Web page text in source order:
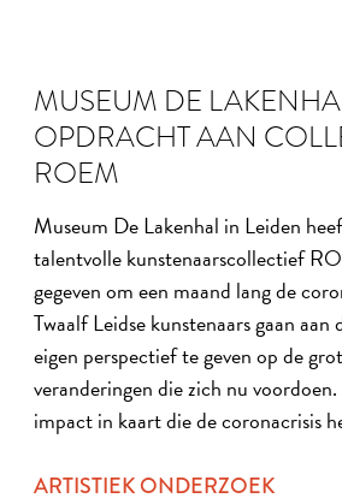
MUSEUM DE
OPDRACHT AAN
ROEM
Museum De Lakenhal in Leiden
talentvolle kunstenaarscollectief
gegeven om een maand lang de
Twaalf Leidse kunstenaars gaan aan
eigen perspectief te geven op de
veranderingen die zich nu
impact in kaart die de coronacrisis
ARTISTIEK ONDERZOEK